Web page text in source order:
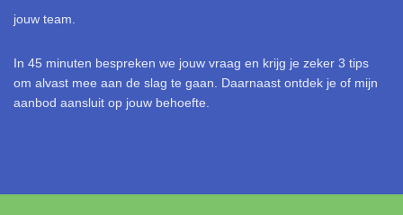
jouw team.
In 45 minuten bespreken we jouw vraag en krijg je zeker 3 tips
om alvast mee aan de slag te gaan. Daarnaast ontdek je of mijn
aanbod aansluit op jouw behoefte.